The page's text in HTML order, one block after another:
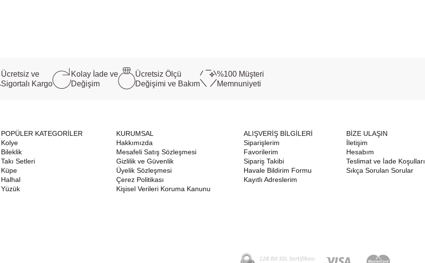
Ücretsiz ve
Sigortalı Kargo
Kolay İade ve
Değişim
Ücretsiz Ölçü
Değişimi ve Bakım
%100 Müşteri
Memnuniyeti
POPÜLER KATEGORİLER
Kolye
Bileklik
Takı Setleri
Küpe
Halhal
Yüzük
KURUMSAL
Hakkımızda
Mesafeli Satış Sözleşmesi
Gizlilik ve Güvenlik
Üyelik Sözleşmesi
Çerez Politikası
Kişisel Verileri Koruma Kanunu
ALIŞVERİŞ BİLGİLERİ
Siparişlerim
Favorilerim
Sipariş Takibi
Havale Bildirim Formu
Kayıtlı Adreslerim
BİZE ULAŞIN
İletişim
Hesabım
Teslimat ve İade Koşulları
Sıkça Sorulan Sorular